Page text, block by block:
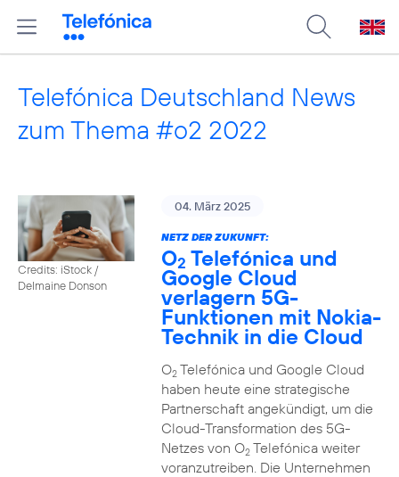
Telefónica Deutschland News
zum Thema #o2 2022
Credits: iStock /
Delmaine Donson
04. März 2025
NETZ DER ZUKUNFT:
O2 Telefónica und
Google Cloud
verlagern 5G-
Funktionen mit Nokia-
Technik in die Cloud
O2Telefónica und Google Cloud
haben heute eine strategische
Partnerschaft angekündigt, um die
Cloud-Transformation des 5G-
Netzes von O2Telefónica weiter
voranzutreiben. Die Unternehmen